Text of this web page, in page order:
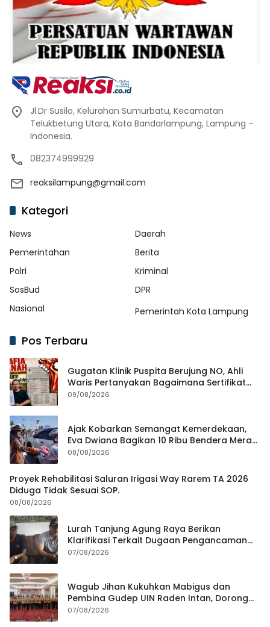
Jl.Dr Susilo, Kelurahan Sumurbatu, Kecamatan
Telukbetung Utara, Kota Bandarlampung, Lampung –
Indonesia.
082374999929
reaksilampung@gmail.com
Kategori
News
Daerah
Pemerintahan
Berita
Polri
Kriminal
SosBud
DPR
Nasional
Pemerintah Kota Lampung
Pos Terbaru
Gugatan Klinik Puspita Berujung NO, Ahli
Waris Pertanyakan Bagaimana Sertifikat
Hasil Produk Unjuk Rasa Jadi Agunan Bank
09/08/2026
Ajak Kobarkan Semangat Kemerdekaan,
Eva Dwiana Bagikan 10 Ribu Bendera Merah
Putih ke Warga
08/08/2026
Proyek Rehabilitasi Saluran Irigasi Way Rarem TA 2026
Diduga Tidak Sesuai SOP.
08/08/2026
Lurah Tanjung Agung Raya Berikan
Klarifikasi Terkait Dugaan Pengancaman
Antar Warga Yang Berujung Laporan ke
07/08/2026
Wagub Jihan Kukuhkan Mabigus dan
Pembina Gudep UIN Raden Intan, Dorong
Penguatan Karakter Generasi Muda
07/08/2026